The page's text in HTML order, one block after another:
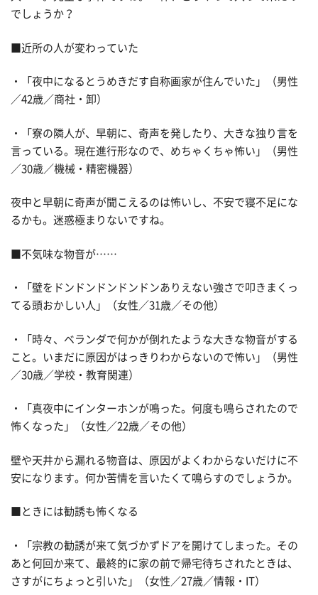
でしょうか？
■近所の人が変わっていた
・「夜中になるとうめきだす自称画家が住んでいた」（男性
／42歳／商社・卸）
・「寮の隣人が、早朝に、奇声を発したり、大きな独り言を
言っている。現在進行形なので、めちゃくちゃ怖い」（男性
／30歳／機械・精密機器）
夜中と早朝に奇声が聞こえるのは怖いし、不安で寝不足にな
るかも。迷惑極まりないですね。
■不気味な物音が……
・「壁をドンドンドンドンドンありえない強さで叩きまくっ
てる頭おかしい人」（女性／31歳／その他）
・「時々、ベランダで何かが倒れたような大きな物音がする
こと。いまだに原因がはっきりわからないので怖い」（男性
／30歳／学校・教育関連）
・「真夜中にインターホンが鳴った。何度も鳴らされたので
怖くなった」（女性／22歳／その他）
壁や天井から漏れる物音は、原因がよくわからないだけに不
安になります。何か苦情を言いたくて鳴らすのでしょうか。
■ときには勧誘も怖くなる
・「宗教の勧誘が来て気づかずドアを開けてしまった。その
あと何回か来て、最終的に家の前で帰宅待ちされたときは、
さすがにちょっと引いた」（女性／27歳／情報・IT）